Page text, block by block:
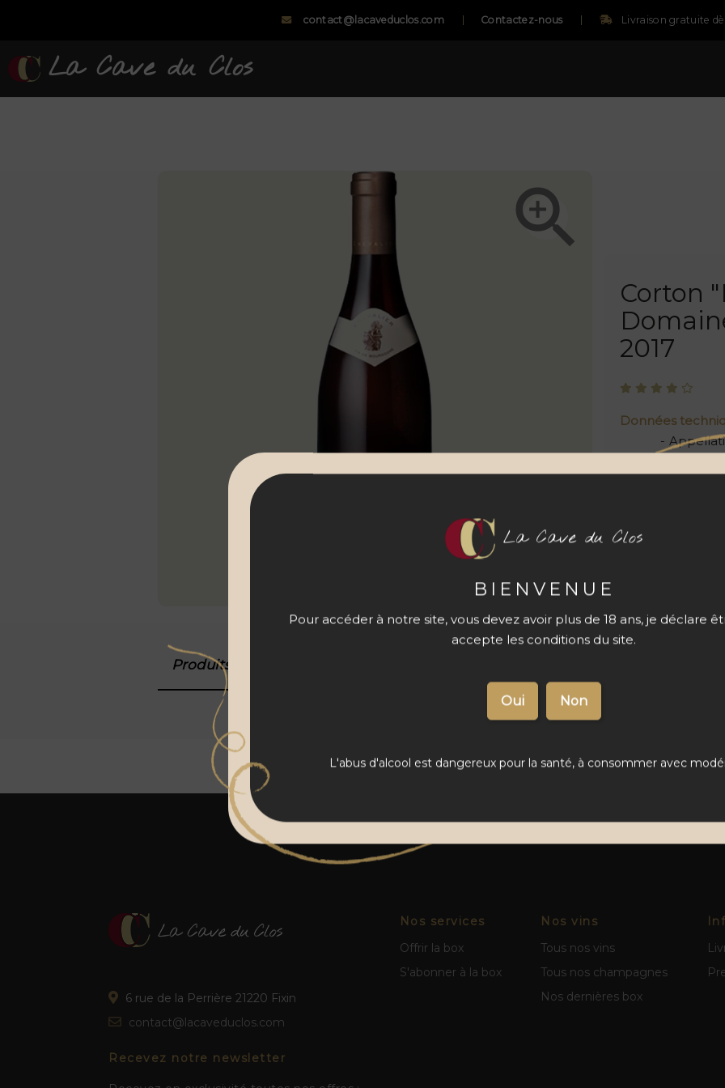
contact@lacaveduclos.com Contactez-nous Livraison gratuite
La Cave du Clos

Corton
2017
Données
Cépage
Produits associés
6 rue de la Perrière 21220 Fixin
contact@lacaveduclos.com
Nos services
Offrir la box
S'abonner à la box
Nos vins
Tous nos vins
Tous nos champagnes
Nos dernières box
Recevez notre newsletter
La Cave du Clos
BIENVENUE
Pour accéder à notre site, vous devez avoir plus de 18 ans, je déclare
accepte les conditions du site.
L'abus d'alcool est dangereux pour la santé, à consommer avec